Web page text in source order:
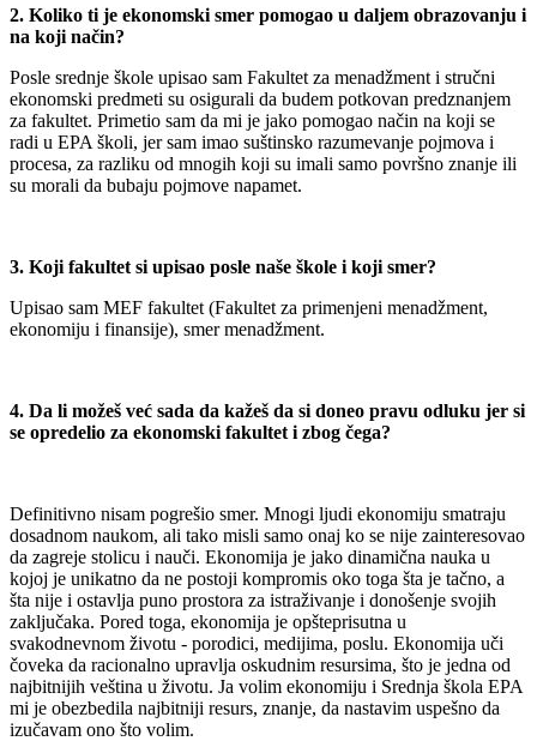
2. Koliko ti je ekonomski smer pomogao u daljem obrazovanju i
na koji način?
Posle srednje škole upisao sam Fakultet za menadžment i stručni
ekonomski predmeti su osigurali da budem potkovan predznanjem
za fakultet. Primetio sam da mi je jako pomogao način na koji se
radi u EPA školi, jer sam imao suštinsko razumevanje pojmova i
procesa, za razliku od mnogih koji su imali samo površno znanje ili
su morali da bubaju pojmove napamet.
3. Koji fakultet si upisao posle naše škole i koji smer?
Upisao sam MEF fakultet (Fakultet za primenjeni menadžment,
ekonomiju i finansije), smer menadžment.
4. Da li možeš već sada da kažeš da si doneo pravu odluku jer si
se opredelio za ekonomski fakultet i zbog čega?
Definitivno nisam pogrešio smer. Mnogi ljudi ekonomiju smatraju
dosadnom naukom, ali tako misli samo onaj ko se nije zainteresovao
da zagreje stolicu i nauči. Ekonomija je jako dinamična nauka u
kojoj je unikatno da ne postoji kompromis oko toga šta je tačno, a
šta nije i ostavlja puno prostora za istraživanje i donošenje svojih
zaključaka. Pored toga, ekonomija je opšteprisutna u
svakodnevnom životu - porodici, medijima, poslu. Ekonomija uči
čoveka da racionalno upravlja oskudnim resursima, što je jedna od
najbitnijih veština u životu. Ja volim ekonomiju i Srednja škola EPA
mi je obezbedila najbitniji resurs, znanje, da nastavim uspešno da
izučavam ono što volim.